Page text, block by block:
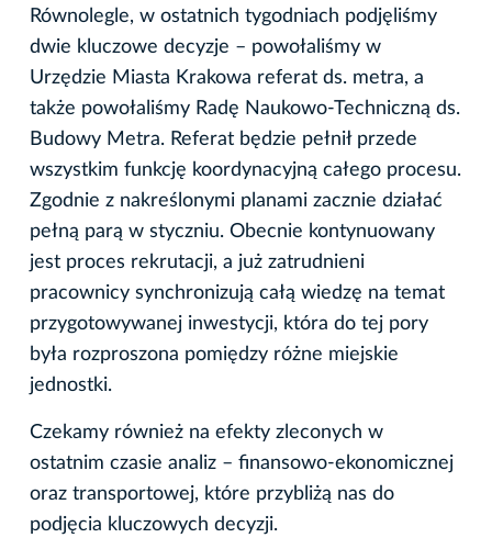
Równolegle, w ostatnich tygodniach podjęliśmy
dwie kluczowe decyzje – powołaliśmy w
Urzędzie Miasta Krakowa referat ds. metra, a
także powołaliśmy Radę Naukowo-Techniczną ds.
Budowy Metra. Referat będzie pełnił przede
wszystkim funkcję koordynacyjną całego procesu.
Zgodnie z nakreślonymi planami zacznie działać
pełną parą w styczniu. Obecnie kontynuowany
jest proces rekrutacji, a już zatrudnieni
pracownicy synchronizują całą wiedzę na temat
przygotowywanej inwestycji, która do tej pory
była rozproszona pomiędzy różne miejskie
jednostki.
Czekamy również na efekty zleconych w
ostatnim czasie analiz – finansowo-ekonomicznej
oraz transportowej, które przybliżą nas do
podjęcia kluczowych decyzji.